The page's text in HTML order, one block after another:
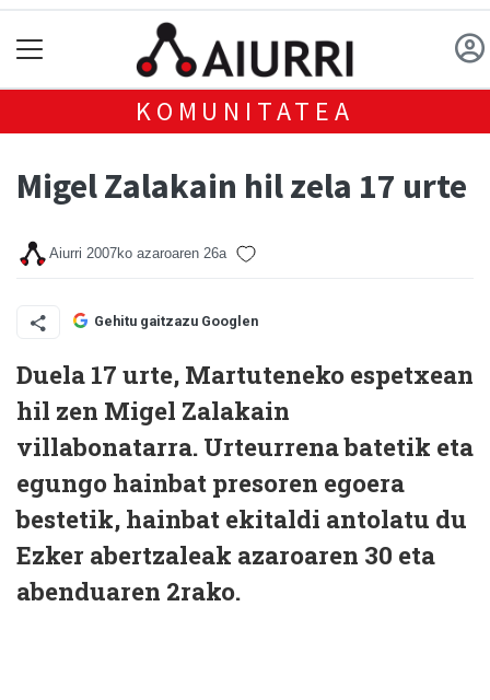
KOMUNITATEA
Migel Zalakain hil zela 17 urte
Aiurri 2007ko azaroaren 26a
Gehitu gaitzazu Googlen
Duela 17 urte, Martuteneko espetxean
hil zen Migel Zalakain
villabonatarra. Urteurrena batetik eta
egungo hainbat presoren egoera
bestetik, hainbat ekitaldi antolatu du
Ezker abertzaleak azaroaren 30 eta
abenduaren 2rako.